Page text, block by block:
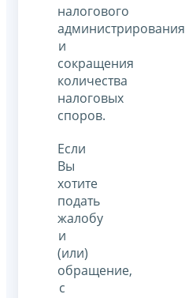
налогового
администрирования
и
сокращения
количества
налоговых
споров.
Если
Вы
хотите
подать
жалобу
и
(или)
обращение,
с